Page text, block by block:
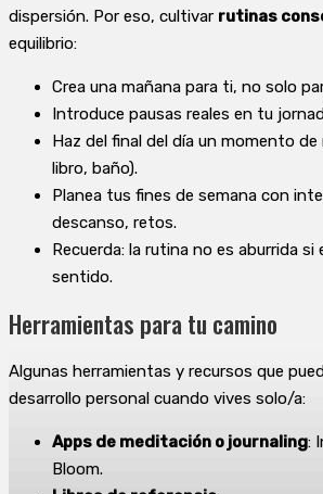
dispersión. Por eso, cultivar rutinas
equilibrio:
Crea una mañana para ti, no solo
Introduce pausas reales en tu
Haz del final del día un momento de
libro, baño).
Planea tus fines de semana con
descanso, retos.
Recuerda: la rutina no es aburrida si
sentido.
Herramientas para tu camino
Algunas herramientas y recursos que
desarrollo personal cuando vives solo/a:
Apps de meditación o journaling:
Bloom.